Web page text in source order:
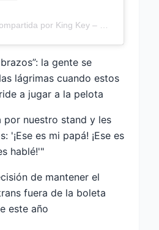
la gente se
lágrimas cuando estos
a jugar a la pelota
por nuestro stand y les
'¡Ese es mi papá! ¡Ese es
hablé!'"
de mantener el
fuera de la boleta
este año